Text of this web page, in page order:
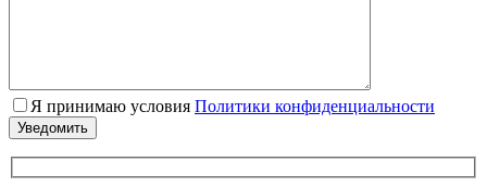
Я принимаю условия Политики конфиденциальности